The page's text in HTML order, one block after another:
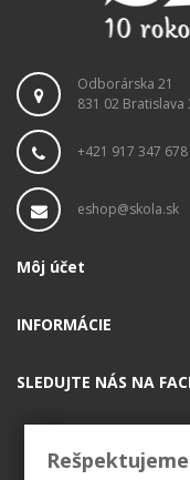
Odborárska 21
831 02 Bratislava
+421 917 347 678
eshop@skola.sk
Môj účet
INFORMÁCIE
SLEDUJTE NÁS NA